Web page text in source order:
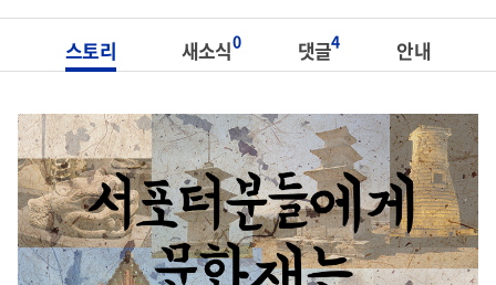
스토리 새소식0 댓글4 안내